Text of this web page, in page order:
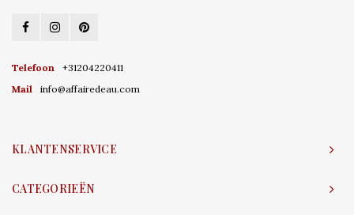
Telefoon
+31204220411
Mail
info@affairedeau.com
KLANTENSERVICE
CATEGORIEËN